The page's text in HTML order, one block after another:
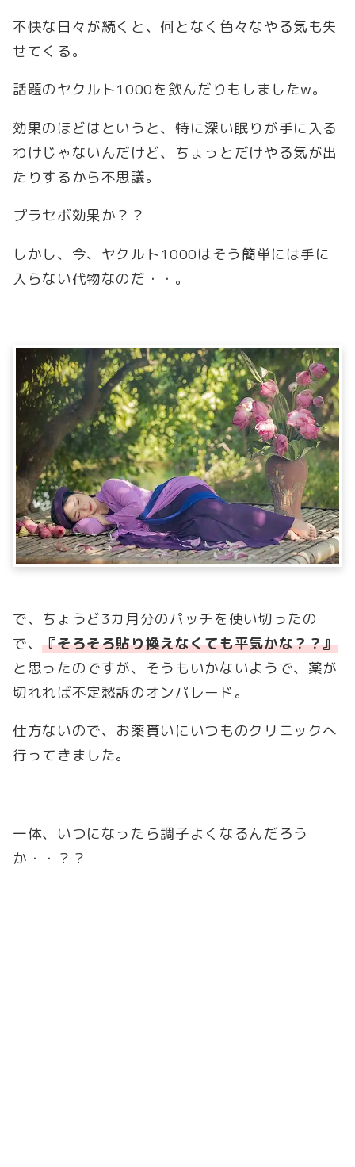
不快な日々が続くと、何となく色々なやる気も失
せてくる。
話題のヤクルト1000を飲んだりもしましたw。
効果のほどはというと、特に深い眠りが手に入る
わけじゃないんだけど、ちょっとだけやる気が出
たりするから不思議。
プラセボ効果か？？
しかし、今、ヤクルト1000はそう簡単には手に
入らない代物なのだ・・。
で、ちょうど3カ月分のパッチを使い切ったの
で、『そろそろ貼り換えなくても平気かな？？』
と思ったのですが、そうもいかないようで、薬が
切れれば不定愁訴のオンパレード。
仕方ないので、お薬貰いにいつものクリニックへ
行ってきました。
一体、いつになったら調子よくなるんだろう
か・・？？